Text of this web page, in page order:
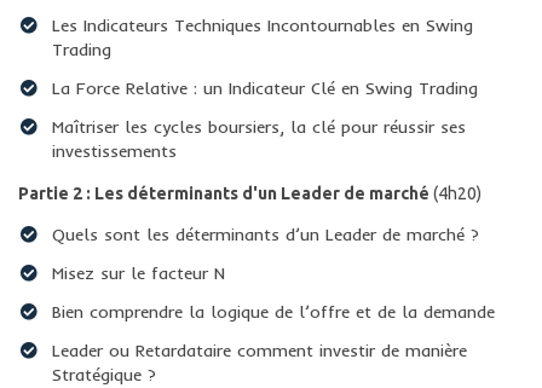
​Les Indicateurs Techniques Incontournables en Swing
Trading
​La Force Relative : un Indicateur Clé en Swing Trading
​Maîtriser les cycles boursiers, la clé pour réussir ses
investissements
Partie 2 : Les déterminants d'un Leader de marché (4h20)
Quels sont les déterminants d’un Leader de marché ?
Misez sur le facteur N
Bien comprendre la logique de l’offre et de la demande
Leader ou Retardataire comment investir de manière
Stratégique ?